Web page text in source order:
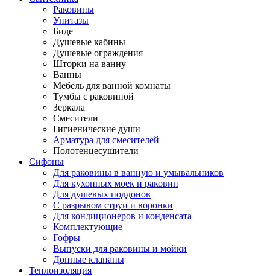
Раковины
Унитазы
Биде
Душевые кабины
Душевые ограждения
Шторки на ванну
Ванны
Мебель для ванной комнаты
Тумбы с раковиной
Зеркала
Смесители
Гигиенические души
Арматура для смесителей
Полотенцесушители
Сифоны
Для раковины в ванную и умывальников
Для кухонных моек и раковин
Для душевых поддонов
С разрывом струи и воронки
Для кондиционеров и конденсата
Комплектующие
Гофры
Выпуски для раковины и мойки
Донные клапаны
Теплоизоляция